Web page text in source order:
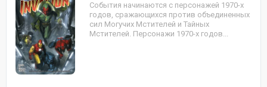
События начинаются с персонажей 1970-х
годов, сражающихся против объединенных
сил Могучих Мстителей и Тайных
Мстителей. Персонажи 1970-х годов...